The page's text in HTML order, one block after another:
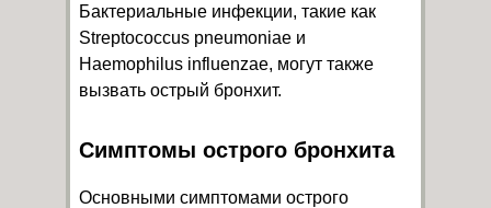
Бактериальные инфекции, такие как
Streptococcus pneumoniae и
Haemophilus influenzae, могут также
вызвать острый бронхит.
Симптомы острого бронхита
Основными симптомами острого